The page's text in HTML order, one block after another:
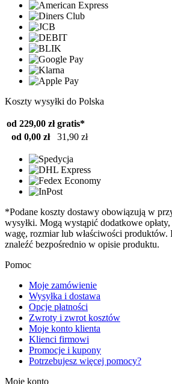
Koszty wysyłki do Polska
od 229,00 zł gratis*
od 0,00 zł
31,90 zł
*Podane koszty dostawy obowiązują w
wysyłki. Mogą wystąpić dodatkowe
wagę, rozmiar lub właściwości produktów.
znaleźć bezpośrednio w opisie produktu.
Pomoc
Moje zamówienie
Wysyłka i dostawa
Opcje płatności
Zwroty i zwrot kosztów
Moje konto klienta
Klienci firmowi
Promocje i kupony
Potrzebujesz więcej pomocy?
Moje konto